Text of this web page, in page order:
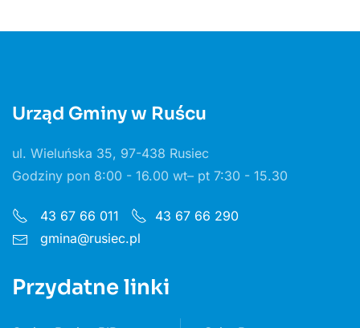
Urząd Gminy w Ruścu
ul. Wieluńska 35, 97-438 Rusiec
Godziny pon 8:00 - 16.00 wt– pt 7:30 - 15.30
43 67 66 011
43 67 66 290
gmina@rusiec.pl
Przydatne linki